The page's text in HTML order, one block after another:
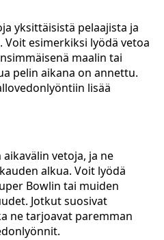
yksittäisistä pelaajista ja
esimerkiksi lyödä vetoa
maalin tai
pelin aikana on annettu.
lisää
vetoja, ja ne
alkua. Voit lyödä
Bowlin tai muiden
Jotkut suosivat
ne tarjoavat paremman